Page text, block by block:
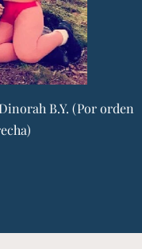
B.Y. (Por orden